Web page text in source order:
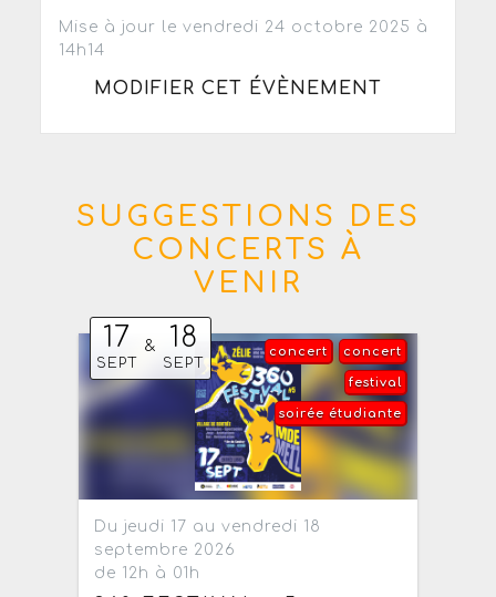
Mise à jour le vendredi 24 octobre 2025 à
14h14
MODIFIER CET ÉVÈNEMENT
SUGGESTIONS DES
CONCERTS À
VENIR
17
SEPT
& 18
SEPT
concert
concert
festival
soirée étudiante
Du jeudi 17 au vendredi 18
septembre 2026
de 12h à 01h